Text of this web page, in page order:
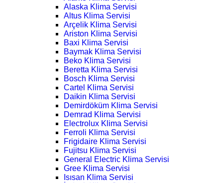
Alaska Klima Servisi
Altus Klima Servisi
Arçelik Klima Servisi
Ariston Klima Servisi
Baxi Klima Servisi
Baymak Klima Servisi
Beko Klima Servisi
Beretta Klima Servisi
Bosch Klima Servisi
Cartel Klima Servisi
Daikin Klima Servisi
Demirdöküm Klima Servisi
Demrad Klima Servisi
Electrolux Klima Servisi
Ferroli Klima Servisi
Frigidaire Klima Servisi
Fujitsu Klima Servisi
General Electric Klima Servisi
Gree Klima Servisi
Isısan Klima Servisi